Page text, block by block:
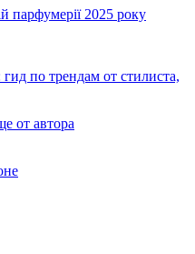
парфумерії 2025 року
по трендам от стилиста,
от автора